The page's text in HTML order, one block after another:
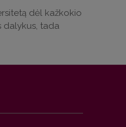
dėl kažkokio
dalykus, tada